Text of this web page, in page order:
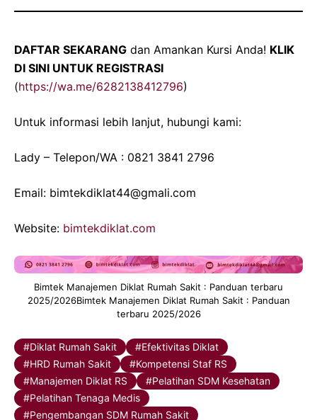
DAFTAR SEKARANG dan Amankan Kursi Anda! KLIK
DI SINI UNTUK REGISTRASI
(https://wa.me/6282138412796)
Untuk informasi lebih lanjut, hubungi kami:
Lady – Telepon/WA : 0821 3841 2796
Email: bimtekdiklat44@gmali.com
Website: bimtekdiklat.com
Bimtek Manajemen Diklat Rumah Sakit : Panduan terbaru
2025/2026Bimtek Manajemen Diklat Rumah Sakit : Panduan
terbaru 2025/2026
Diklat Rumah Sakit
Efektivitas Diklat
HRD Rumah Sakit
Kompetensi Staf RS
Manajemen Diklat RS
Pelatihan SDM Kesehatan
Pelatihan Tenaga Medis
Pengembangan SDM Rumah Sakit